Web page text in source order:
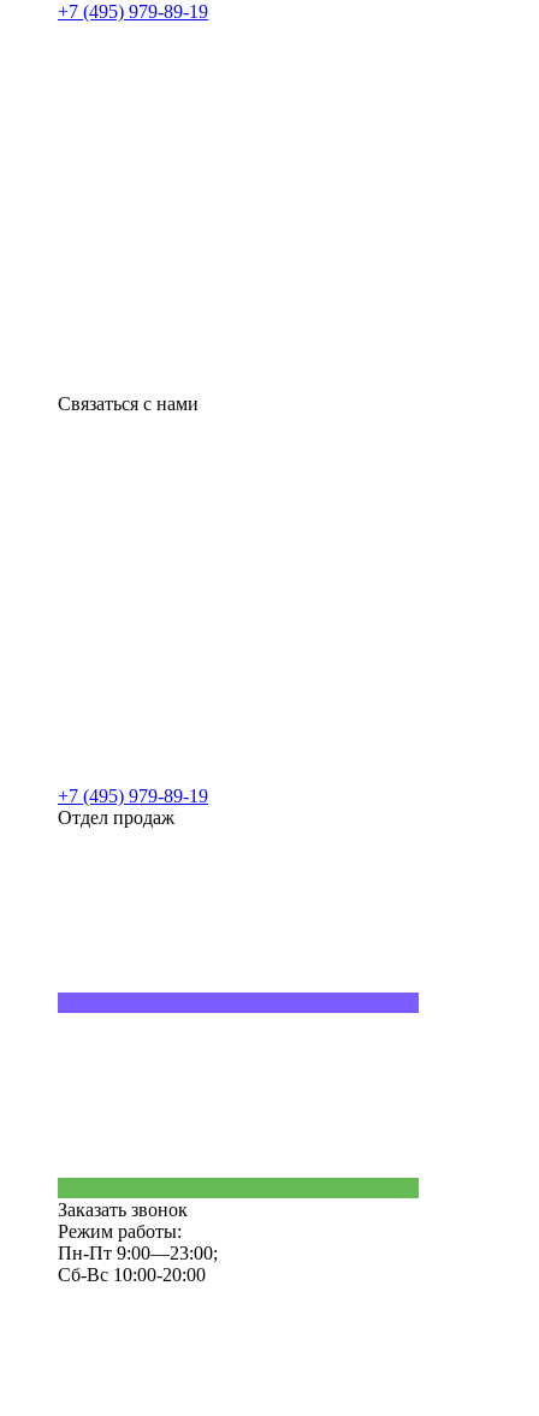
+7 (495) 979-89-19
Связаться с нами
+7 (495) 979-89-19
Отдел продаж
Заказать звонок
Режим работы:
Пн-Пт 9:00—23:00;
Сб-Вс 10:00-20:00